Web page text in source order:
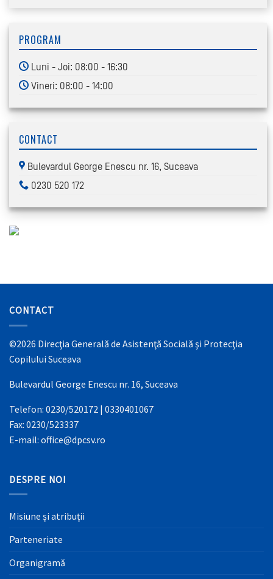
PROGRAM
Luni - Joi: 08:00 - 16:30
Vineri: 08:00 - 14:00
CONTACT
Bulevardul George Enescu nr. 16, Suceava
0230 520 172
CONTACT
©2026 Direcţia Generală de Asistenţă Socială şi Protecţia
Copilului Suceava
Bulevardul George Enescu nr. 16, Suceava
Telefon: 0230/520172 | 0330401067
Fax: 0230/523337
E-mail: office@dpcsv.ro
DESPRE NOI
Misiune și atribuții
Parteneriate
Organigramă